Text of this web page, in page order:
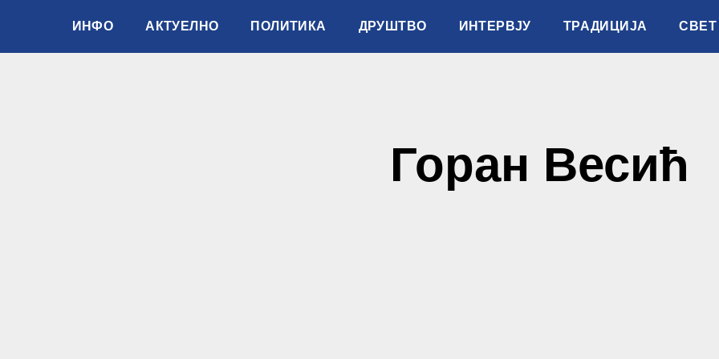
ИНФО АКТУЕЛНО ПОЛИТИКА ДРУШТВО ИНТЕРВЈУ ТРАДИЦИЈА СВЕТ
Горан Весић